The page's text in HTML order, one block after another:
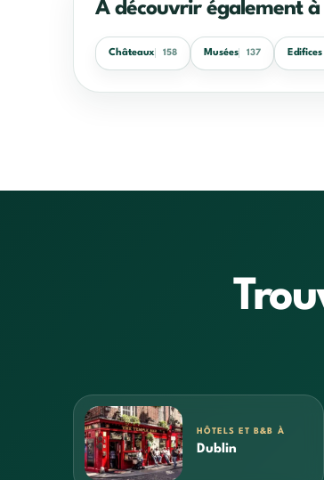
À découvrir également
Châteaux 158 Musées 137
HÔTELS ET B&B À
Dublin